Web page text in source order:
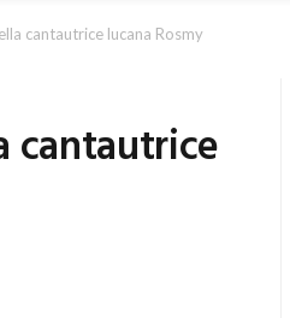
cantautrice lucana Rosmy
cantautrice